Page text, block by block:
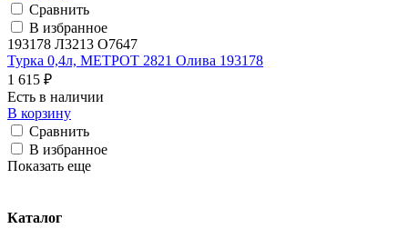
Сравнить
В избранное
193178 Л3213 О7647
Турка 0,4л, МЕТРОТ 2821 Олива 193178
1 615 ₽
Есть в наличии
В корзину
Сравнить
В избранное
Показать еще
Каталог